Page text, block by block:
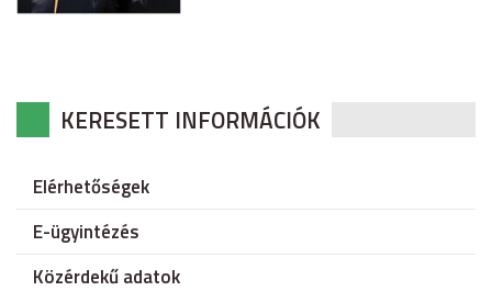
KERESETT INFORMÁCIÓK
Elérhetőségek
E-ügyintézés
Közérdekű adatok